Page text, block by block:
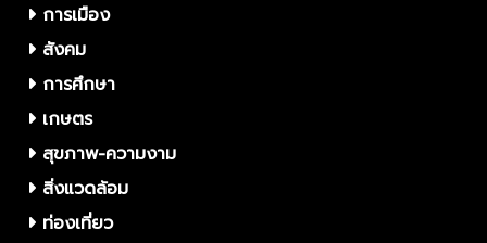
การเมือง
สังคม
การศึกษา
เกษตร
สุขภาพ-ความงาม
สิ่งแวดล้อม
ท่องเที่ยว